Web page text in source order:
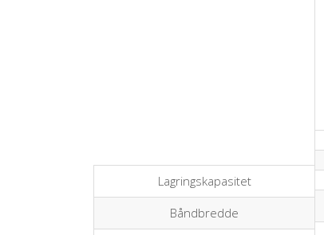
Lagringskapasitet
Båndbredde